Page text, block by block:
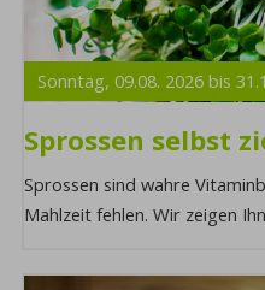
Sonntag,09.08. 2026 bis
Sprossen selbst
Sprossen sind wahre
Mahlzeit fehlen. Wir zeigen